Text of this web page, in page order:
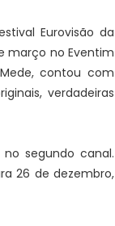
Eurovisão da
março no Eventim
contou com
verdadeiras
segundo canal.
26 de dezembro,